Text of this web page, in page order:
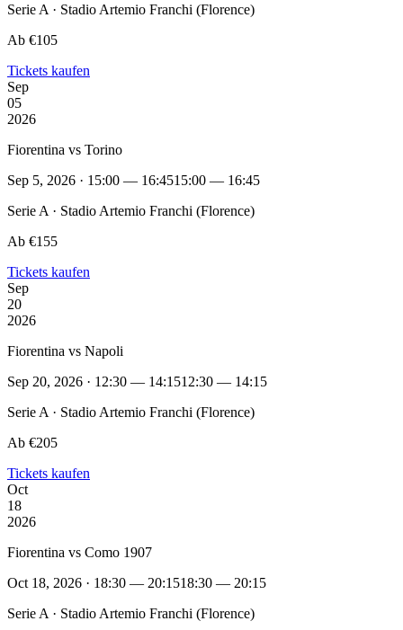
Serie A · Stadio Artemio Franchi (Florence)
Ab €105
Tickets kaufen
Sep
05
2026
Fiorentina vs Torino
Sep 5, 2026 · 15:00 — 16:4515:00 — 16:45
Serie A · Stadio Artemio Franchi (Florence)
Ab €155
Tickets kaufen
Sep
20
2026
Fiorentina vs Napoli
Sep 20, 2026 · 12:30 — 14:1512:30 — 14:15
Serie A · Stadio Artemio Franchi (Florence)
Ab €205
Tickets kaufen
Oct
18
2026
Fiorentina vs Como 1907
Oct 18, 2026 · 18:30 — 20:1518:30 — 20:15
Serie A · Stadio Artemio Franchi (Florence)